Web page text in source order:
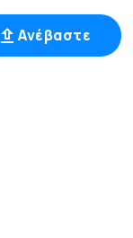
Ανέβαστε